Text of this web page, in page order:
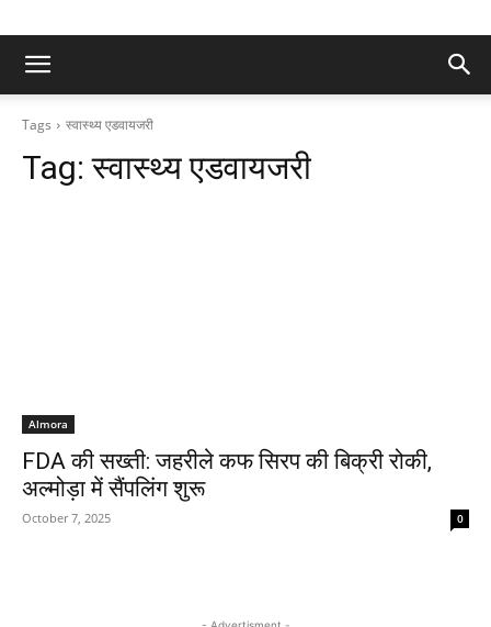
Tags स्वास्थ्य एडवायजरी
Tag:स्वास्थ्य एडवायजरी
Almora
FDA की सख्ती: जहरीले कफ सिरप की बिक्री रोकी,
अल्मोड़ा में सैंपलिंग शुरू
October 7, 2025 0